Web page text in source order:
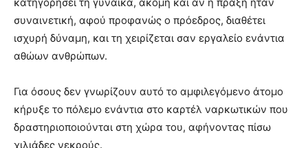
συναινετική, αφού προφανώς ο πρόεδρος, διαθέτει
ισχυρή δύναμη, και τη χειρίζεται σαν εργαλείο ενάντια
αθώων ανθρώπων.
Για όσους δεν γνωρίζουν αυτό το αμφιλεγόμενο άτομο
κήρυξε το πόλεμο ενάντια στο καρτέλ ναρκωτικών που
δραστηριοποιούνται στη χώρα του, αφήνοντας πίσω
χιλιάδες νεκρούς.